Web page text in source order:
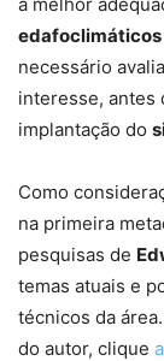
necessário
interesse, antes
implantação do
Como
na primeira
pesquisas de
temas atuais e
técnicos da
do autor, clique